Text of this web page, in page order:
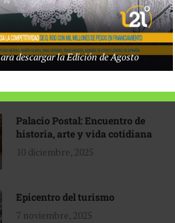
Industria global en
reconfiguración
31 marzo, 2026
Palacio Postal: Encuentro de
historia, arte y vida cotidiana
10 diciembre, 2025
Epicentro del turismo
7 noviembre, 2025
descargar la Edición de Agosto